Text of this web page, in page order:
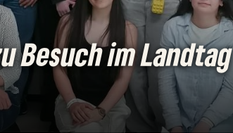
Besuch im Landtag